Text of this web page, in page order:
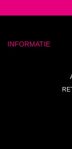
INFORMATIE